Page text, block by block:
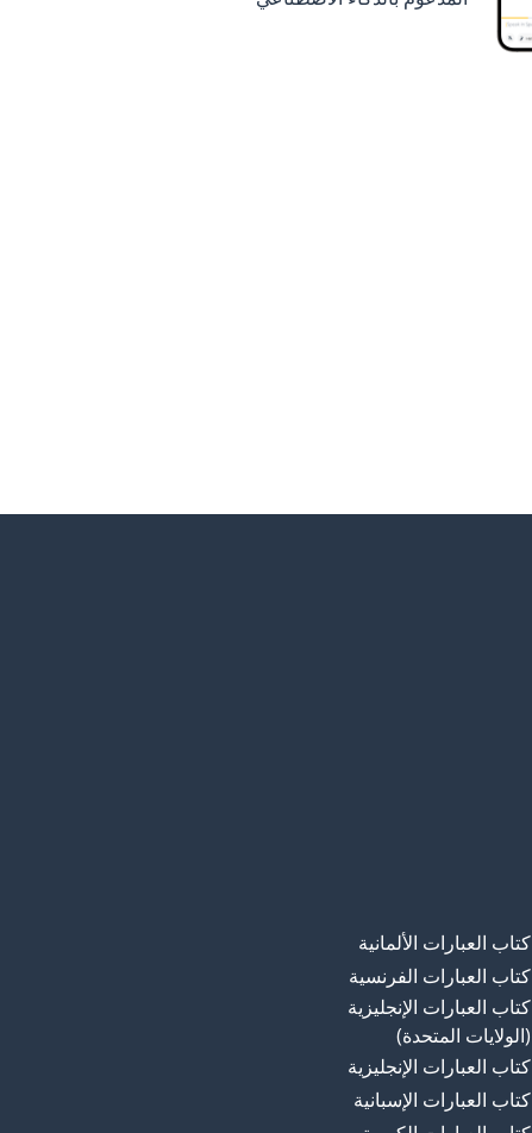
كتاب العبارات الألمانية
كتاب العبارات الفرنسية
كتاب العبارات الإنجليزية
(الولايات المتحدة)
كتاب العبارات الإنجليزية
كتاب العبارات الإسبانية